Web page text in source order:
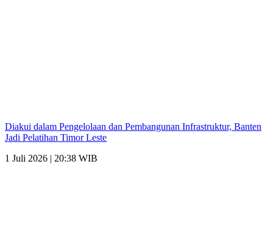
Diakui dalam Pengelolaan dan Pembangunan Infrastruktur, Banten
Jadi Pelatihan Timor Leste
1 Juli 2026 | 20:38 WIB